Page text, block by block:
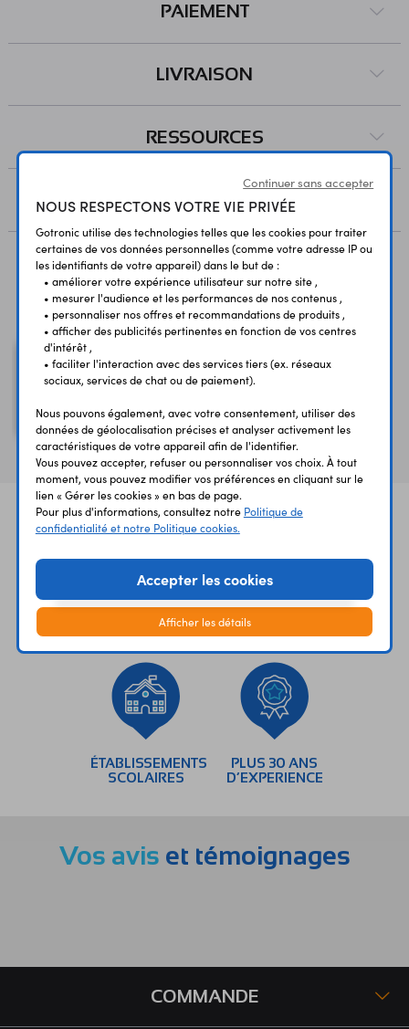
PAIEMENT
LIVRAISON
RESSOURCES
AVIS
Vous avez déja consulté
47 nF
UNE QUESTION?
UN CONSEIL?
SÉCURISÉ
ÉTABLISSEMENTS
SCOLAIRES
PLUS 30 ANS
D’EXPERIENCE
Vos avis et témoignages
COMMANDE
Continuer sans accepter
NOUS RESPECTONS VOTRE VIE PRIVÉE
Gotronic utilise des technologies telles que les cookies pour traiter
certaines de vos données personnelles (comme votre adresse IP ou
les identifiants de votre appareil) dans le but de :
• améliorer votre expérience utilisateur sur notre site ,
• mesurer l'audience et les performances de nos contenus ,
• personnaliser nos offres et recommandations de produits ,
• afficher des publicités pertinentes en fonction de vos centres
d'intérêt ,
• faciliter l'interaction avec des services tiers (ex. réseaux
sociaux, services de chat ou de paiement).
Nous pouvons également, avec votre consentement, utiliser des
données de géolocalisation précises et analyser activement les
caractéristiques de votre appareil afin de l'identifier.
Vous pouvez accepter, refuser ou personnaliser vos choix. À tout
moment, vous pouvez modifier vos préférences en cliquant sur le
lien « Gérer les cookies » en bas de page.
Pour plus d'informations, consultez notre Politique de
confidentialité et notre Politique cookies.
Accepter les cookies
Afficher les détails